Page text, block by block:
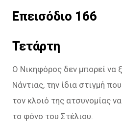
Επεισόδιο 166
Τετάρτη
Ο Νικηφόρος δεν μπορεί να
Νάντιας, την ίδια στιγμή
τον κλοιό της ατσυνομίας
το φόνο του Στέλιου.